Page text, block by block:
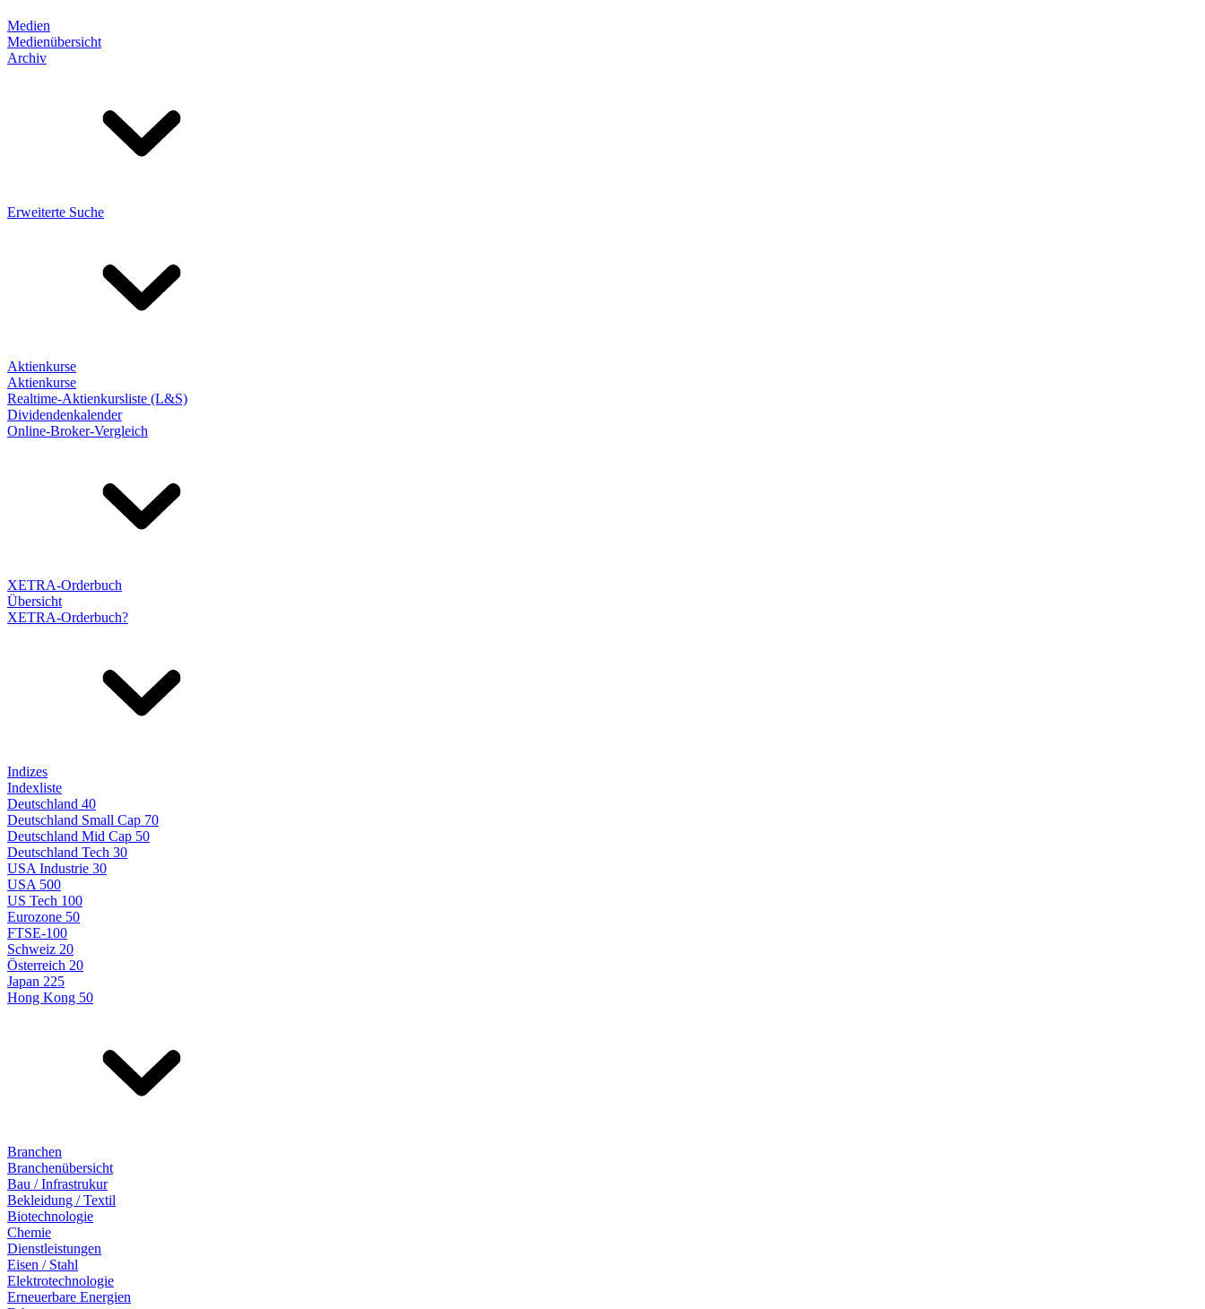
Medien
Medienübersicht
Archiv
Erweiterte Suche
Aktienkurse
Aktienkurse
Realtime-Aktienkursliste (L&S)
Dividendenkalender
Online-Broker-Vergleich
XETRA-Orderbuch
Übersicht
XETRA-Orderbuch?
Indizes
Indexliste
Deutschland 40
Deutschland Small Cap 70
Deutschland Mid Cap 50
Deutschland Tech 30
USA Industrie 30
USA 500
US Tech 100
Eurozone 50
FTSE-100
Schweiz 20
Österreich 20
Japan 225
Hong Kong 50
Branchen
Branchenübersicht
Bau / Infrastrukur
Bekleidung / Textil
Biotechnologie
Chemie
Dienstleistungen
Eisen / Stahl
Elektrotechnologie
Erneuerbare Energien